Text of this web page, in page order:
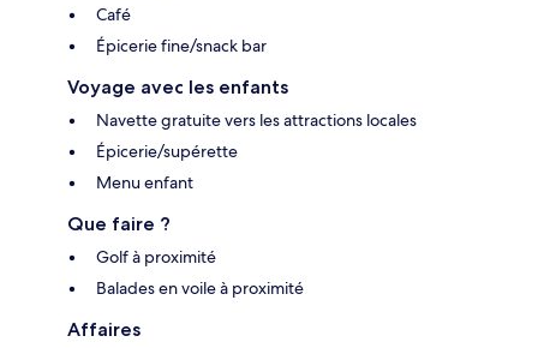
Café
Épicerie fine/snack bar
Voyage avec les enfants
Navette gratuite vers les attractions locales
Épicerie/supérette
Menu enfant
Que faire ?
Golf à proximité
Balades en voile à proximité
Affaires